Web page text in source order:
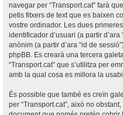
navegar per “Transport.cat” farà
petis fitxers de text que es baixen
vostre ordinador. Les dues
identificador d’usuari (a partir
anònim (a partir d’ara “id de
phpBB. Es crearà una tercera
“Transport.cat” que s’utilitza per
amb la qual cosa es millora la
És possible que també es creïn
per “Transport.cat”, això no